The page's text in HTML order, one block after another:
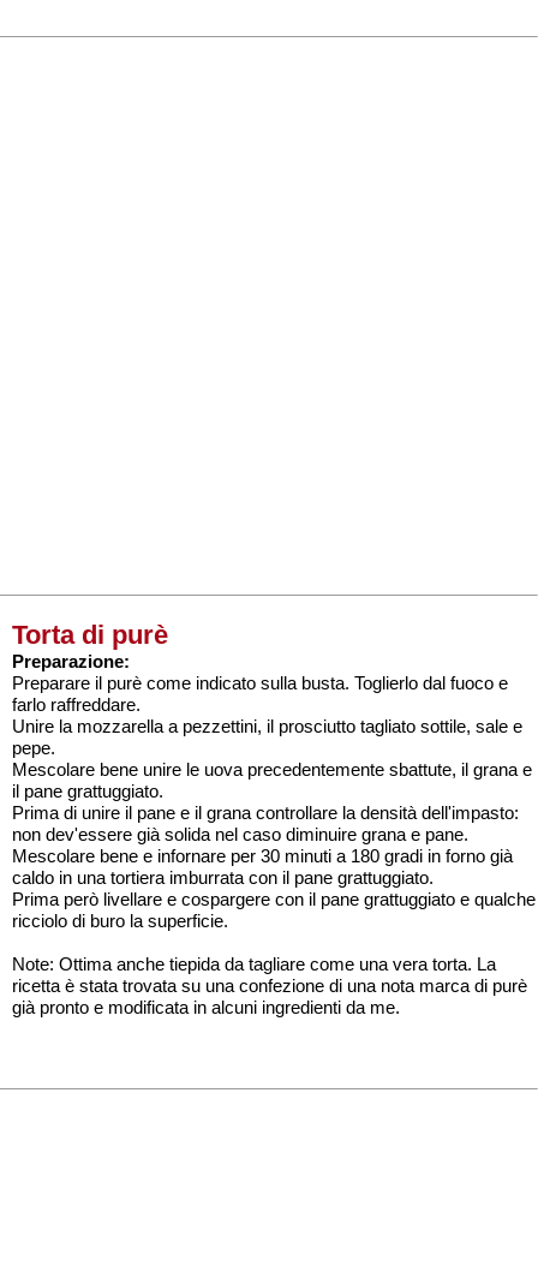
Torta di purè
Preparazione:
Preparare il purè come indicato sulla busta. Toglierlo dal fuoco e
farlo raffreddare.
Unire la mozzarella a pezzettini, il prosciutto tagliato sottile, sale e
pepe.
Mescolare bene unire le uova precedentemente sbattute, il grana e
il pane grattuggiato.
Prima di unire il pane e il grana controllare la densità dell'impasto:
non dev'essere già solida nel caso diminuire grana e pane.
Mescolare bene e infornare per 30 minuti a 180 gradi in forno già
caldo in una tortiera imburrata con il pane grattuggiato.
Prima però livellare e cospargere con il pane grattuggiato e qualche
ricciolo di buro la superficie.
Note: Ottima anche tiepida da tagliare come una vera torta. La
ricetta è stata trovata su una confezione di una nota marca di purè
già pronto e modificata in alcuni ingredienti da me.